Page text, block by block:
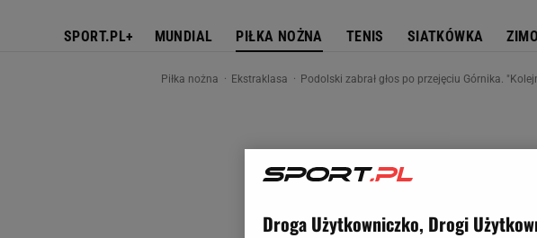
SPORT.PL+ MUNDIAL PIŁKA NOŻNA TENIS SIATKÓWKA
Piłka nożna Ekstraklasa Podolski zabrał głos po przejęciu Górnika.
Droga Użytkowniczko, Drogi